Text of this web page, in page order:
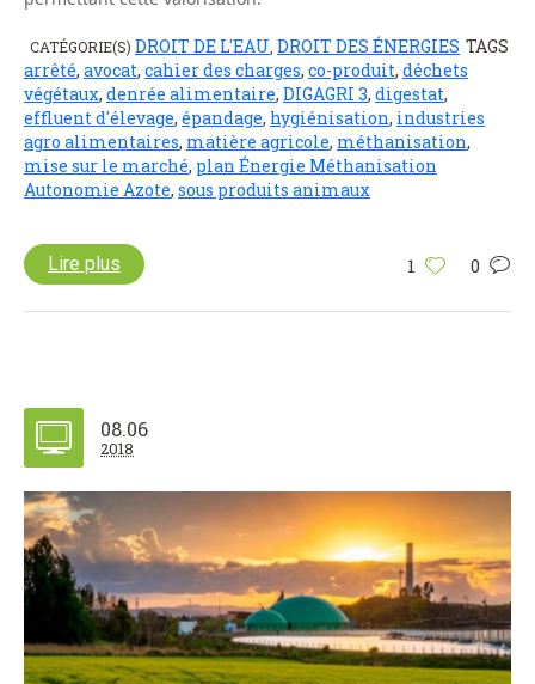
CATÉGORIE(S) DROIT DE L'EAU DROIT DES ÉNERGIES TAGS
arrêté, avocat, cahier des charges, co-produit, déchets
végétaux, denrée alimentaire, DIGAGRI 3, digestat,
effluent d'élevage, épandage, hygiénisation, industries
agro alimentaires, matière agricole, méthanisation,
mise sur le marché, plan Énergie Méthanisation
Autonomie Azote, sous produits animaux
1 0
Lire plus
08.06
2018